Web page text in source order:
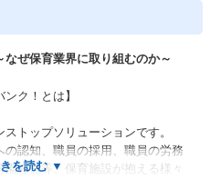
なぜ保育業界に取り組むのか～
ク！とは】
トップソリューションです。
認知、職員の採用、職員の労務
経営等、保育施設が抱える様々